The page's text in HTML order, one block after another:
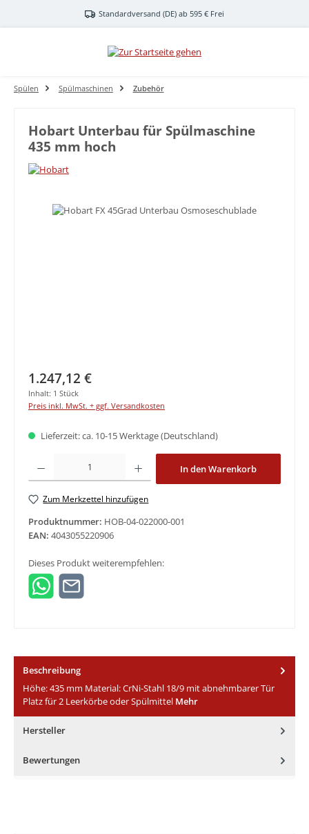
Zum Hauptinhalt springenStandardversand (DE) ab 595 € Frei
Spülen Spülmaschinen Zubehör
Hobart Unterbau für Spülmaschine
435 mm hoch
Bildergalerie überspringen
Regulärer Preis:
1.247,12 €
Inhalt: 1 Stück
Preis inkl. MwSt. + ggf. Versandkosten
Lieferzeit: ca. 10-15 Werktage (Deutschland)
Produkt Anzahl: Gib den gewünschten Wert ein oder benutze die
In den Warenkorb
Zum Merkzettel hinzufügen
Produktnummer: HOB-04-022000-001
EAN: 4043055220906
Dieses Produkt weiterempfehlen:
Beschreibung
Höhe: 435 mm Material: CrNi-Stahl 18/9 mit abnehmbarer Tür
Platz für 2 Leerkörbe oder Spülmittel Mehr
Hersteller
Bewertungen